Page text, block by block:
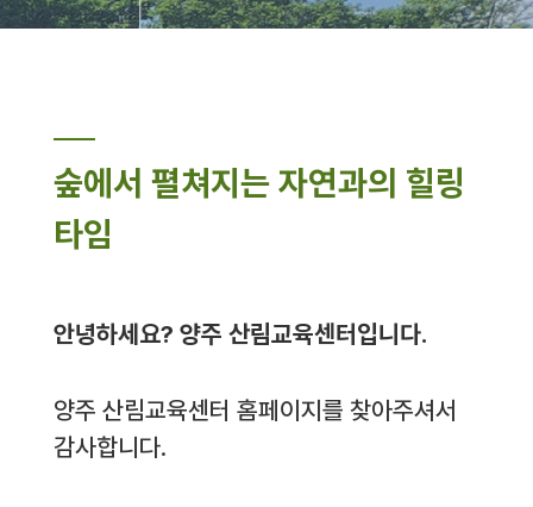
숲에서 펼쳐지는 자연과의 힐링
타임
안녕하세요? 양주 산림교육센터입니다.
양주 산림교육센터 홈페이지를 찾아주셔서
감사합니다.